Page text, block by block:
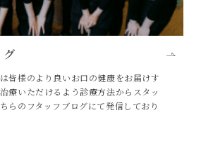
皆様のより良いお口の健康をお届けす
療いただけるよう診療方法からスタッ
らのフタッフブログにて発信しており